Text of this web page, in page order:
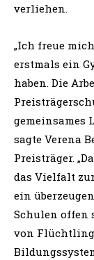
verliehen.
„Ich freue
erstmals ein
haben. Die
gemeinsames
sagte Verena
Preisträger.
das Vielfalt
ein
Schulen offen
von